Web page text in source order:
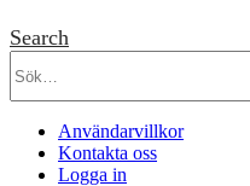
Search
Användarvillkor
Kontakta oss
Logga in